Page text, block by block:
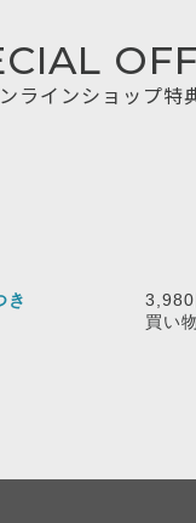
ラインショップ特
き
3,980
買い